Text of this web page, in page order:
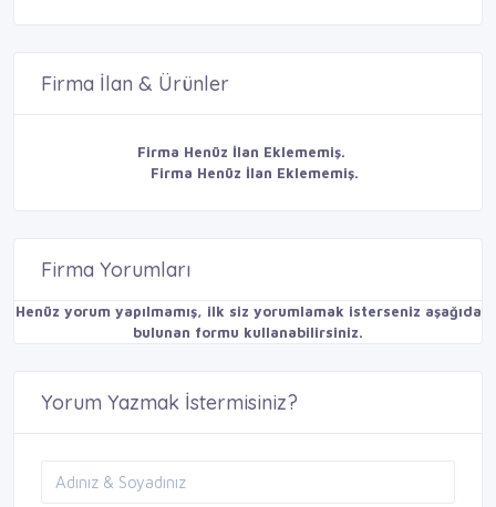
Firma İlan & Ürünler
Firma Henüz İlan Eklememiş.
Firma Henüz İlan Eklememiş.
Firma Yorumları
Henüz yorum yapılmamış, ilk siz yorumlamak isterseniz aşağıda
bulunan formu kullanabilirsiniz.
Yorum Yazmak İstermisiniz?